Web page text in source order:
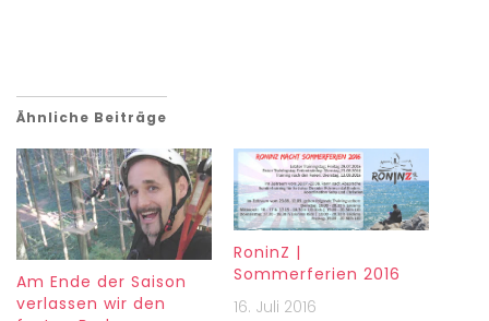
Ähnliche Beiträge
Am Ende der Saison
verlassen wir den
RoninZ |
Sommerferien 2016
16. Juli 2016